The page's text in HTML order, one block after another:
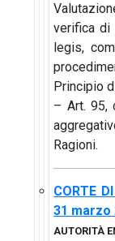
verifica
legis,
Principio
– Art. 95,
Ragioni.
CORTE
31 marzo
AUTORITÀ